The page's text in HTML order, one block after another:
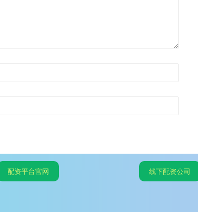
配资平台官网 线下配资公司